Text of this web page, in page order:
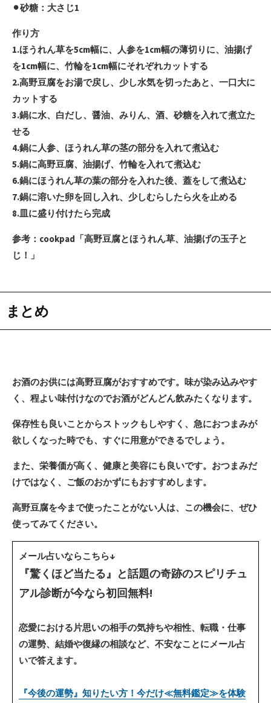
⚫︎砂糖：大さじ1
作り方
1.ほうれん草を5cm幅に、人参を1cm幅の薄切りに、油揚げ
を1cm幅に、竹輪を1cm幅にそれぞれカットする
2.高野豆腐をお湯で戻し、少し水気を切ったあと、一口大に
カットする
3.鍋に水、白だし、醤油、みりん、酒、砂糖を入れて煮立た
せる
4.鍋に人参、ほうれん草の茎の部分を入れて煮込む
5.鍋に高野豆腐、油揚げ、竹輪を入れて煮込む
6.鍋にほうれん草の葉の部分を入れた後、蓋をして煮込む
7.鍋に溶いた卵を回し入れ、少しむらしたら火を止める
8.皿に盛り付けたら完成
参考：cookpad「高野豆腐とほうれん草、油揚げの玉子と
じ！」
まとめ
お酒のお供には高野豆腐がおすすめです。味が染み込みやす
く、程よい味付けなのでお酒がどんどん飲みたくなります。
保存性も良いことからストックもしやすく、急におつまみが
欲しくなった時でも、すぐに用意ができるでしょう。
また、栄養価が高く、健康と美容にも良いです。おつまみだ
けではなく、ご飯のおかずにもおすすめします。
高野豆腐を今まで使ったことがない人は、この機会に、ぜひ
使ってみてください。
メール占いならこちら↓
『驚くほど当たる』と話題の奇跡のスピリチュ
アル診断が今なら初回無料!
恋愛における片思いの相手の気持ちや相性、転職・仕事
の運勢、結婚や復縁の相談など、不安なことにメール占
いで答えます。
『今後の運勢』知りたい方！今だけ≪無料鑑定≫を体験